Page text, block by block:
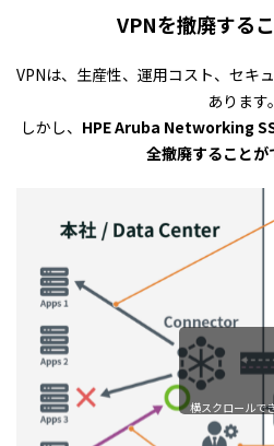
VPNを撤廃する
VPNは、⽣産性、運⽤コスト、セキ
あります。
しかし、 HPE Aruba Networking
全撤廃することが
横スクロールで